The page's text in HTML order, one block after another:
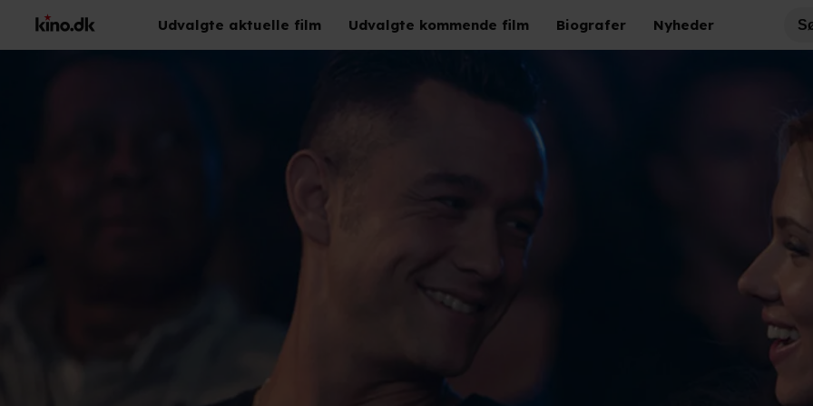
Udvalgte aktuelle film Udvalgte kommende film Biografer Nyheder